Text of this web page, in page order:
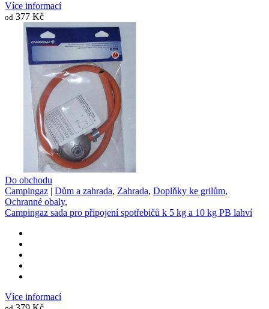
Více informací
od 377 Kč
Do obchodu
Campingaz | Dům a zahrada, Zahrada, Doplňky ke grilům,
Ochranné obaly,
Campingaz sada pro připojení spotřebičů k 5 kg a 10 kg PB lahví
Více informací